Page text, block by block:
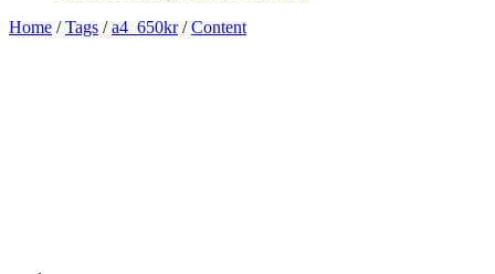
Home /Tags /a4_650kr/Content